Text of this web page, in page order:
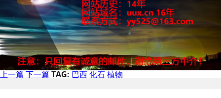
上一篇下一篇TAG:巴西化石植物